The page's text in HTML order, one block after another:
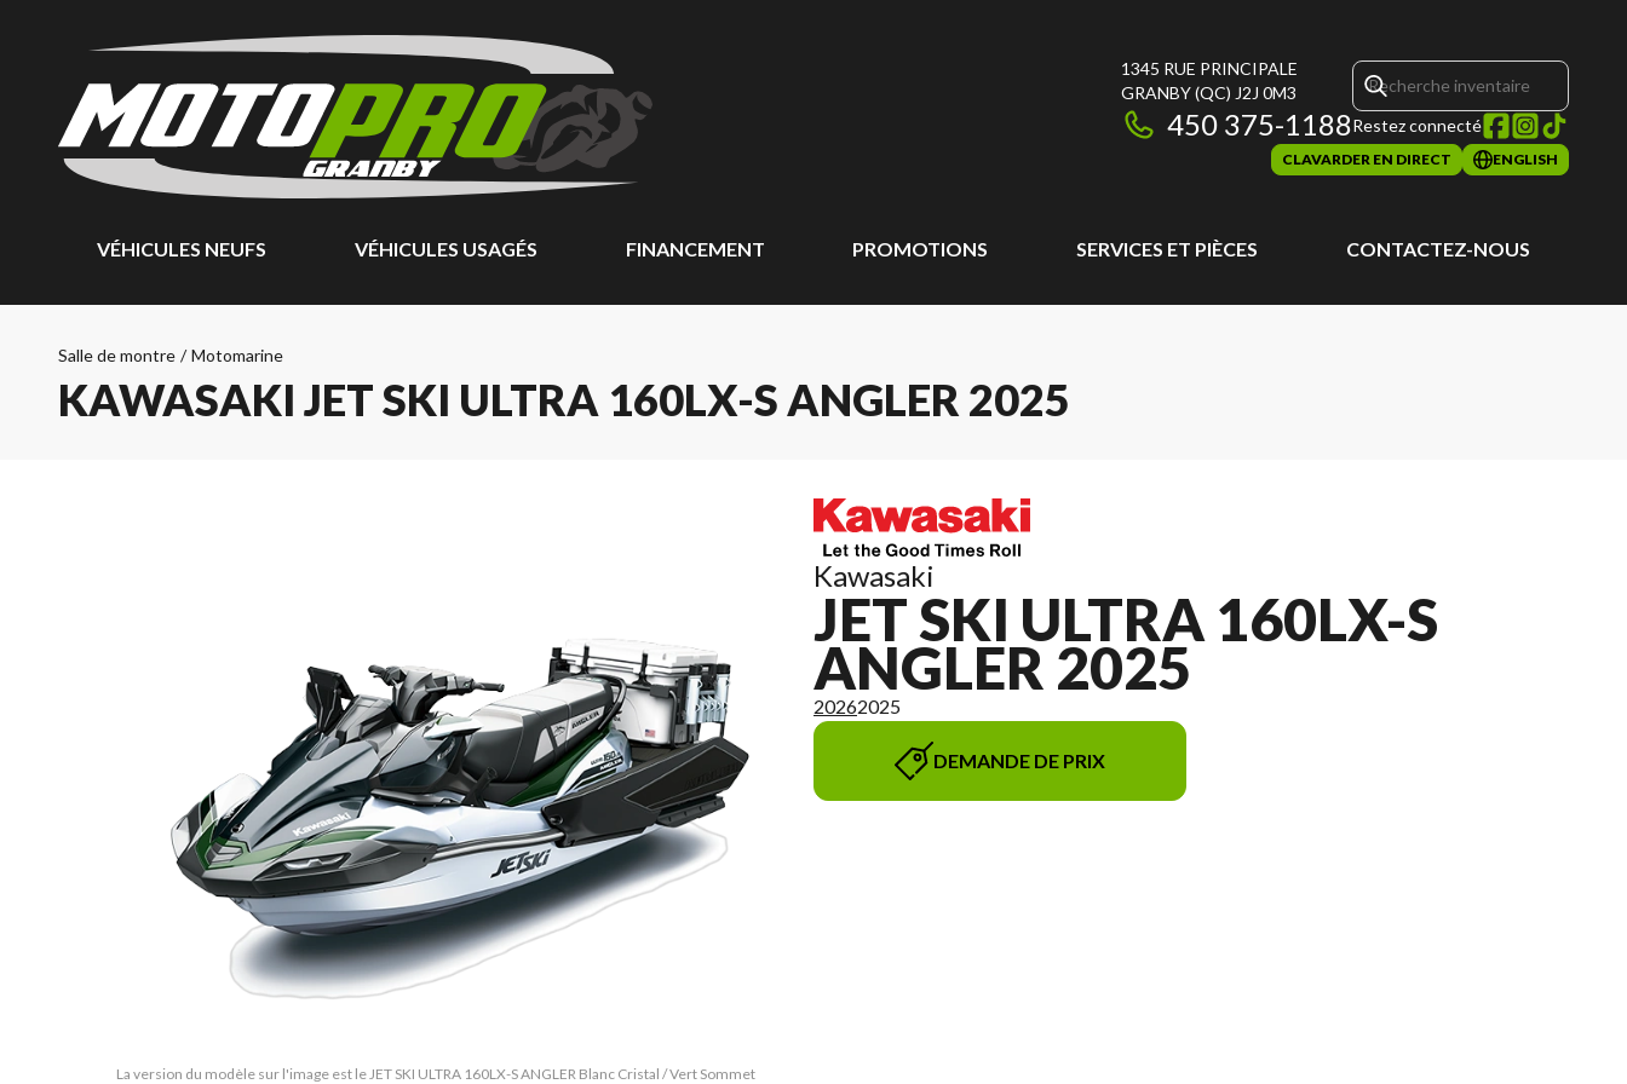
1345 RUE PRINCIPALE
GRANBY(QC) J2J 0M3
450 375-1188Restez connecté
CLAVARDER EN DIRECT ENGLISH
VÉHICULES NEUFS VÉHICULES USAGÉS FINANCEMENT PROMOTIONS SERVICES ET PIÈCES CONTACTEZ-NOUS
Salle de montre / Motomarine
KAWASAKI JET SKI ULTRA 160LX-S ANGLER 2025
La version du modèle sur l'image est le JET SKI ULTRA 160LX-S ANGLER Blanc Cristal / Vert Sommet
Kawasaki
JET SKI ULTRA 160LX-S
ANGLER 2025
20262025
DEMANDE DE PRIX